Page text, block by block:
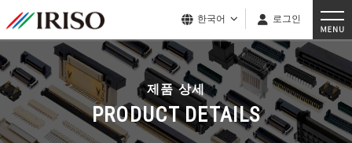
한국어 로그인
제품 상세
PRODUCT DETAILS